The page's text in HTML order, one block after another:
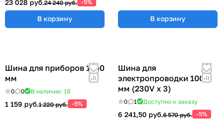
23 028 руб.24 240 руб. -5%
В корзину В корзину
Шина для приборов 1200
мм
0 0 В наличии: 18
1 159 руб.1 220 руб. -5%
Шина для
электропроводки 1000
мм (230V x 3)
0 1 Доступно к заказу
6 241,50 руб.6 570 руб. -5%